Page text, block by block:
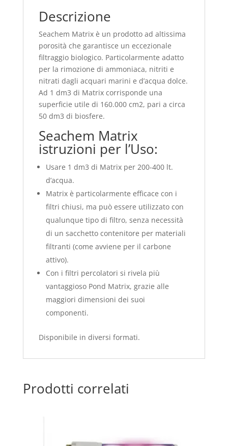
Descrizione
Seachem Matrix è un prodotto ad altissima
porosità che garantisce un eccezionale
filtraggio biologico. Particolarmente adatto
per la rimozione di ammoniaca, nitriti e
nitrati dagli acquari marini e d’acqua dolce.
Ad 1 dm3 di Matrix corrisponde una
superficie utile di 160.000 cm2, pari a circa
50 dm3 di biosfere.
Seachem Matrix
istruzioni per l’Uso:
Usare 1 dm3 di Matrix per 200-400 lt.
d’acqua.
Matrix è particolarmente efficace con i
filtri chiusi, ma può essere utilizzato con
qualunque tipo di filtro, senza necessità
di un sacchetto contenitore per materiali
filtranti (come avviene per il carbone
attivo).
Con i filtri percolatori si rivela più
vantaggioso Pond Matrix, grazie alle
maggiori dimensioni dei suoi
componenti.
Disponibile in diversi formati.
Prodotti correlati